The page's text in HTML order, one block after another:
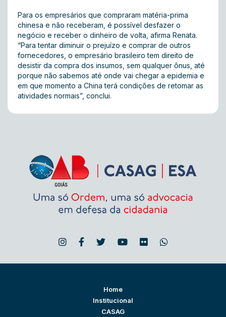
Para os empresários que compraram matéria-prima
chinesa e não receberam, é possível desfazer o
negócio e receber o dinheiro de volta, afirma Renata.
“Para tentar diminuir o prejuízo e comprar de outros
fornecedores, o empresário brasileiro tem direito de
desistir da compra dos insumos, sem qualquer ônus, até
porque não sabemos até onde vai chegar a epidemia e
em que momento a China terá condições de retomar as
atividades normais”, conclui.
Home
Institucional
CASAG